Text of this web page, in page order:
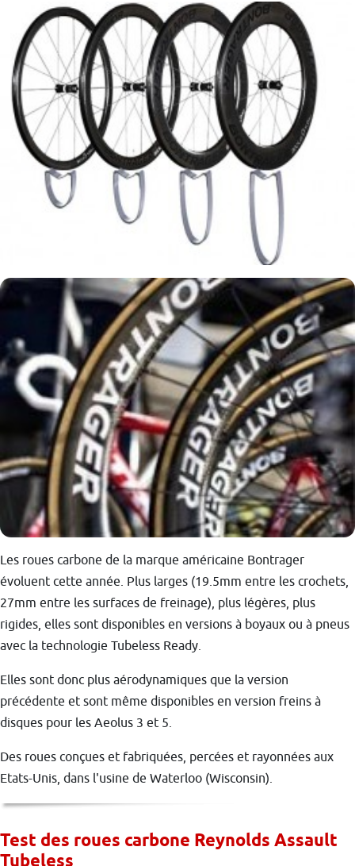
Les roues carbone de la marque américaine Bontrager
évoluent cette année. Plus larges (19.5mm entre les crochets,
27mm entre les surfaces de freinage), plus légères, plus
rigides, elles sont disponibles en versions à boyaux ou à pneus
avec la technologie Tubeless Ready.
Elles sont donc plus aérodynamiques que la version
précédente et sont même disponibles en version freins à
disques pour les Aeolus 3 et 5.
Des roues conçues et fabriquées, percées et rayonnées aux
Etats-Unis, dans l'usine de Waterloo (Wisconsin).
Test des roues carbone Reynolds Assault